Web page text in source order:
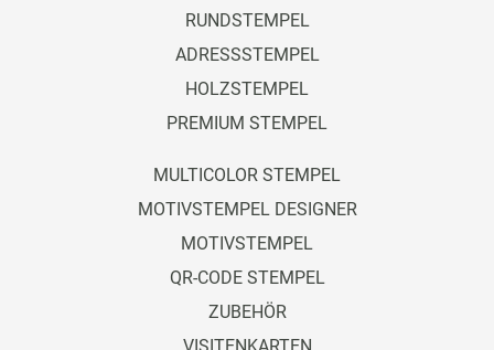
RUNDSTEMPEL
ADRESSSTEMPEL
HOLZSTEMPEL
PREMIUM STEMPEL
MULTICOLOR STEMPEL
MOTIVSTEMPEL DESIGNER
MOTIVSTEMPEL
QR-CODE STEMPEL
ZUBEHÖR